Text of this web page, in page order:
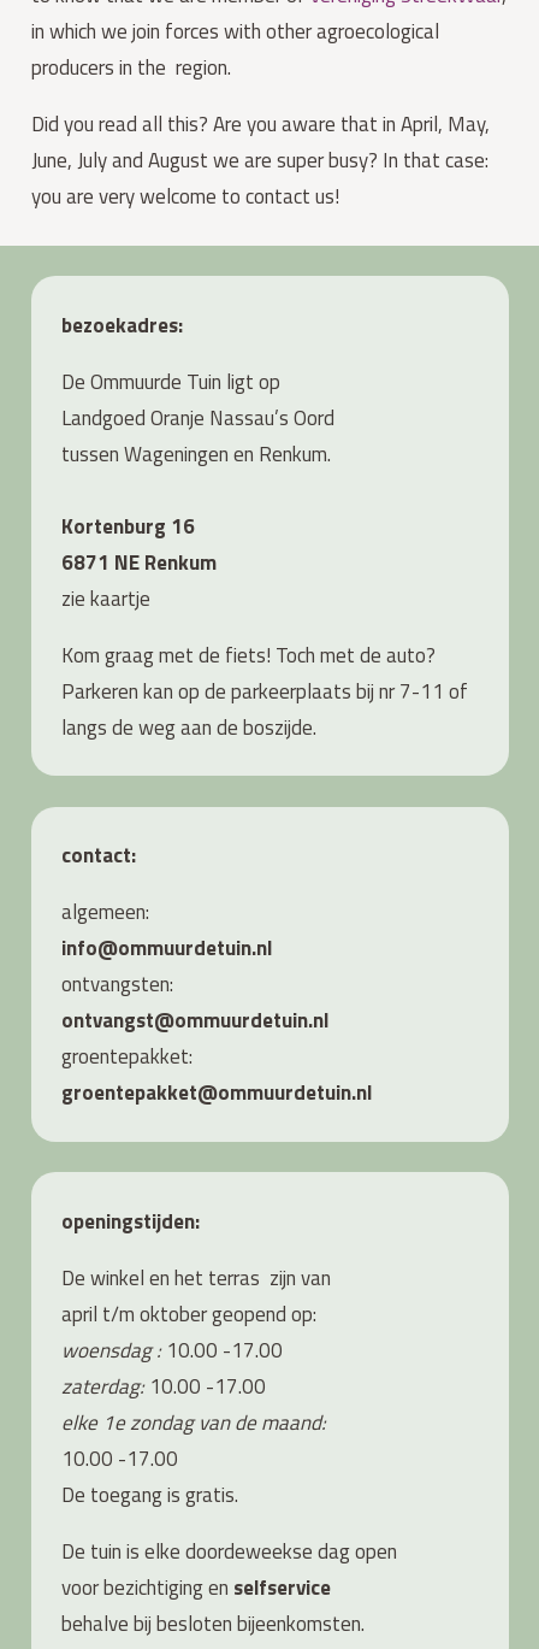
in which we join forces with other agroecological
producers in the region.
Did you read all this? Are you aware that in April, May,
June, July and August we are super busy? In that case:
you are very welcome to contact us!
bezoekadres:
De Ommuurde Tuin ligt op
Landgoed Oranje Nassau’s Oord
tussen Wageningen en Renkum.
Kortenburg 16
6871 NE Renkum
ziekaartje
Kom graag met de fiets! Toch met de auto?
Parkeren kan op de parkeerplaats bij nr 7-11 of
langs de weg aan de boszijde.
contact:
algemeen:
info@ommuurdetuin.nl
ontvangsten:
ontvangst@ommuurdetuin.nl
groentepakket:
groentepakket@ommuurdetuin.nl
openingstijden:
De winkel en het terras zijn van
april t/m oktober geopend op:
woensdag :10.00 -17.00
zaterdag: 10.00 -17.00
elke 1e zondag van de maand:
10.00 -17.00
De toegang is gratis.
De tuin is elke doordeweekse dag open
voor bezichtiging en selfservice
behalve bij besloten bijeenkomsten.